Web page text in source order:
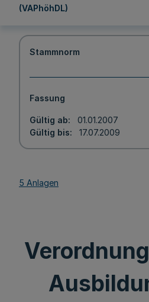
(VAPhöhDL)
Stammnorm
Fassung
Gültig ab
01.01.2007
Gültig bis
17.07.2009
5 Anlagen